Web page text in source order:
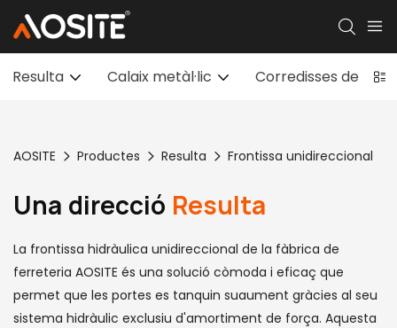
Resulta Calaix metàl·lic Corredisses de
AOSITE Productes Resulta Frontissa unidireccional
Una direcció Resulta
La frontissa hidràulica unidireccional de la fàbrica de
ferreteria AOSITE és una solució còmoda i eficaç que
permet que les portes es tanquin suaument gràcies al seu
sistema hidràulic exclusiu d'amortiment de força. Aquesta